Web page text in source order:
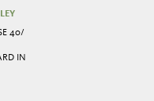
40/ V
IN